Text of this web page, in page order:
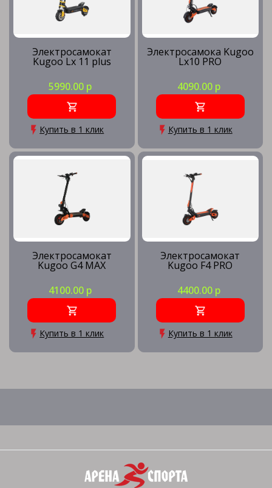
Электросамокат
Kugoo Lx 11 plus
5990.00 р
Купить в 1 клик
Электросамока Kugoo
Lx10 PRO
4090.00 р
Купить в 1 клик
Электросамокат
Kugoo G4 MAX
4100.00 р
Купить в 1 клик
Электросамокат
Kugoo F4 PRO
4400.00 р
Купить в 1 клик